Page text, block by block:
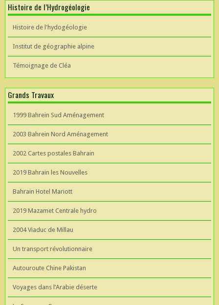
Histoire de l’Hydrogéologie
Histoire de l'hydogéologie
Institut de géographie alpine
Témoignage de Cléa
Grands Travaux
1999 Bahrein Sud Aménagement
2003 Bahrein Nord Aménagement
2002 Cartes postales Bahrain
2019 Bahrain les Nouvelles
Bahrain Hotel Mariott
2019 Mazamet Centrale hydro
2004 Viaduc de Millau
Un transport révolutionnaire
Autouroute Chine Pakistan
Voyages dans l’Arabie déserte